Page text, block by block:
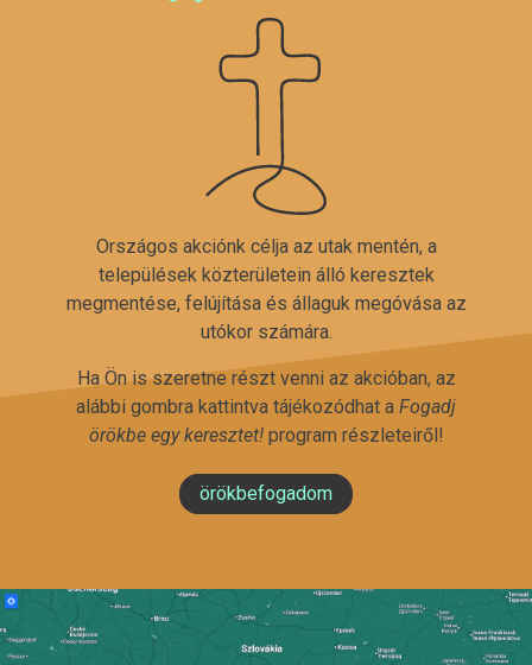
Országos akciónk célja az utak mentén, a
települések közterületein álló keresztek
megmentése, felújítása és állaguk megóvása az
utókor számára.
Ha Ön is szeretne részt venni az akcióban, az
alábbi gombra kattintva tájékozódhat a Fogadj
örökbe egy keresztet!program részleteiről!
örökbefogadom